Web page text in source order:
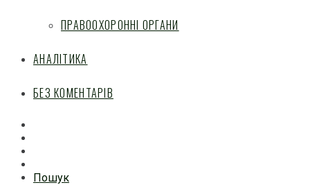
ПРАВООХОРОННІ ОРГАНИ
АНАЛІТИКА
БЕЗ КОМЕНТАРІВ
Пошук